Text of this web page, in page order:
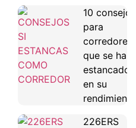
10 consejos
para
corredores
que se han
estancado
en su
rendimiento
226ERS